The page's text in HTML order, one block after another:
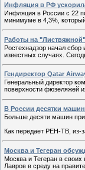
Инфляция в РФ
Инфляция в России с 22
минимуме в 4,3%,
Работы на
Ростехнадзор начал
известных случаях.
Гендиректор Qatar
Генеральный директор
поверхности фюзеляжей
В России десятки машин
Больше десяти машин
Как передает РЕН-ТВ, из-
Москва и Тегеран
Москва и Тегеран в
Лавров в среду на